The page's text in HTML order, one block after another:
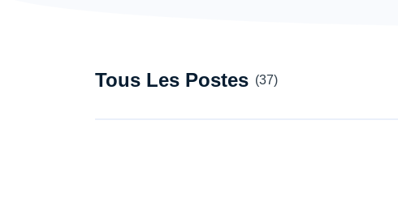
Tous Les Postes (37)